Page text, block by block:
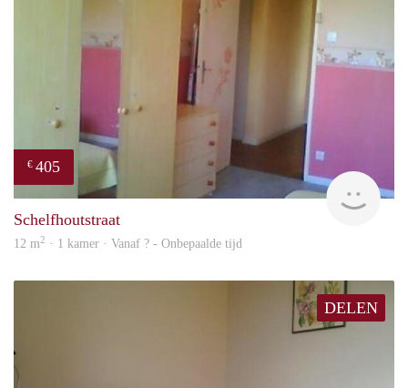
€ 405
Schelfhoutstraat
12 m2 · 1 kamer · Vanaf ? - Onbepaalde tijd
DELEN